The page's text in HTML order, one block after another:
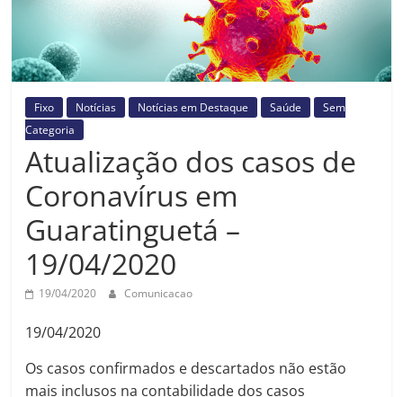
Fixo Notícias Notícias em Destaque Saúde
Sem
Categoria
Atualização dos casos de
Coronavírus em
Guaratinguetá –
19/04/2020
19/04/2020 Comunicacao
19/04/2020
Os casos confirmados e descartados não estão
mais inclusos na contabilidade dos casos